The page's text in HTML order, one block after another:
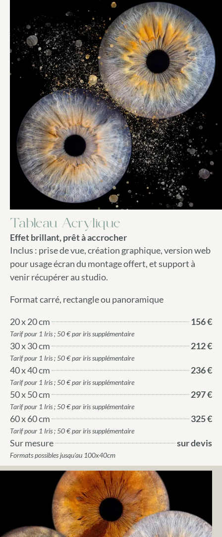
Tableau Acrylique
Effet brillant, prêt à accrocher
Inclus : prise de vue, création graphique, version web
pour usage écran du montage offert, et support à
venir récupérer au studio.
Format carré, rectangle ou panoramique
20 x 20 cm 156 €
Tarif pour 1 Iris ; 50 € par iris supplémentaire
30 x 30 cm 212 €
Tarif pour 1 Iris ; 50 € par iris supplémentaire
40 x 40 cm 236 €
Tarif pour 1 Iris ; 50 € par iris supplémentaire
50 x 50 cm 297 €
Tarif pour 1 Iris ; 50 € par iris supplémentaire
60 x 60 cm 325 €
Tarif pour 1 Iris ; 50 € par iris supplémentaire
Sur mesure sur devis
Formats possibles jusqu'au 100x40cm